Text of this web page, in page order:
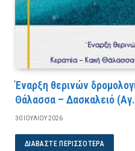
Έναρξη θερινών
Θάλασσα – Δασκαλειό
30 ΙΟΥΛΊΟΥ 2026
ΔΙΑΒΆΣΤΕ ΠΕΡΙΣΣΌΤΕΡΑ